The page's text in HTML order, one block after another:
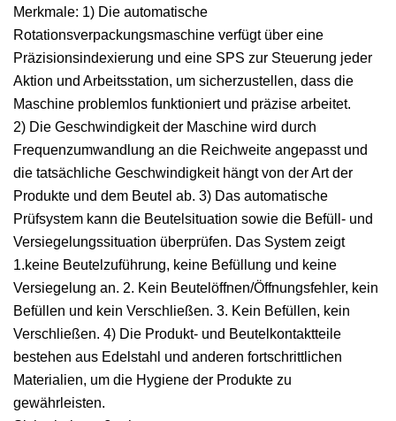
Merkmale: 1) Die automatische
Rotationsverpackungsmaschine verfügt über eine
Präzisionsindexierung und eine SPS zur Steuerung jeder
Aktion und Arbeitsstation, um sicherzustellen, dass die
Maschine problemlos funktioniert und präzise arbeitet.
2) Die Geschwindigkeit der Maschine wird durch
Frequenzumwandlung an die Reichweite angepasst und
die tatsächliche Geschwindigkeit hängt von der Art der
Produkte und dem Beutel ab. 3) Das automatische
Prüfsystem kann die Beutelsituation sowie die Befüll- und
Versiegelungssituation überprüfen. Das System zeigt
1.keine Beutelzuführung, keine Befüllung und keine
Versiegelung an. 2. Kein Beutelöffnen/Öffnungsfehler, kein
Befüllen und kein Verschließen. 3. Kein Befüllen, kein
Verschließen. 4) Die Produkt- und Beutelkontaktteile
bestehen aus Edelstahl und anderen fortschrittlichen
Materialien, um die Hygiene der Produkte zu
gewährleisten.